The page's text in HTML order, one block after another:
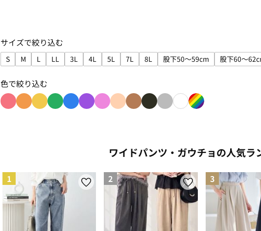
サイズで絞り込む
S
サイズで絞り込み: S
M
サイズで絞り込み: M
L
サイズで絞り込み: L
LL
サイズで絞り込み: LL
3L
サイズで絞り込み: 3L
4L
サイズで絞り込み: 4L
5L
サイズで絞り込み: 5L
7L
サイズで絞り込み: 7L
8L
サイズで絞り込み: 8L
股下50～59cm
サイズで絞り込み: 股下
股下60～
サイ
色で絞り込む
ワイドパンツ・ガウチョの人気ラ
1 2 3